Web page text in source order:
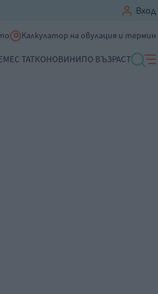
Вход
Калкулатор на овулация и термин
С ТАТКОНОВИНИПО ВЪЗРАСТ